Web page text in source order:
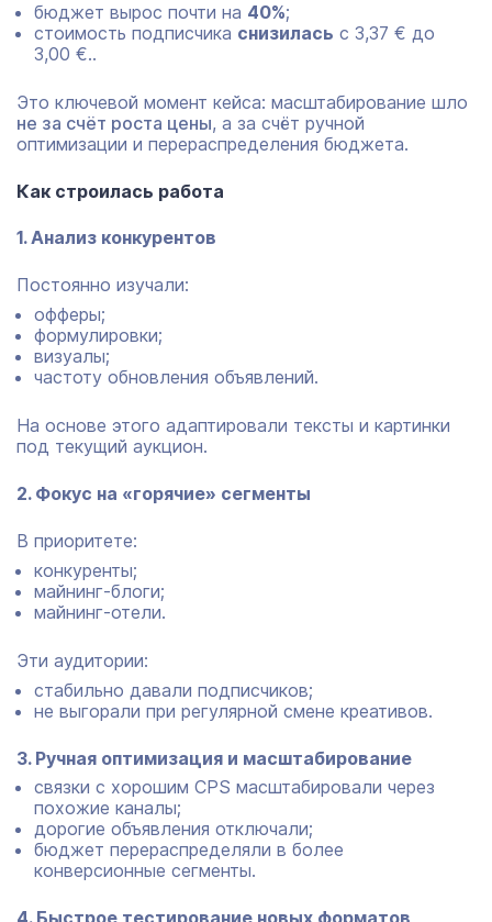
бюджет вырос почти на 40%;
стоимость подписчика снизилась с 3,37 € до
3,00 €..
Это ключевой момент кейса: масштабирование шло
не за счёт роста цены, а за счёт ручной
оптимизации и перераспределения бюджета.
Как строилась работа
1. Анализ конкурентов
Постоянно изучали:
офферы;
формулировки;
визуалы;
частоту обновления объявлений.
На основе этого адаптировали тексты и картинки
под текущий аукцион.
2. Фокус на «горячие» сегменты
В приоритете:
конкуренты;
майнинг-блоги;
майнинг-отели.
Эти аудитории:
стабильно давали подписчиков;
не выгорали при регулярной смене креативов.
3. Ручная оптимизация и масштабирование
связки с хорошим CPS масштабировали через
похожие каналы;
дорогие объявления отключали;
бюджет перераспределяли в более
конверсионные сегменты.
4. Быстрое тестирование новых форматов